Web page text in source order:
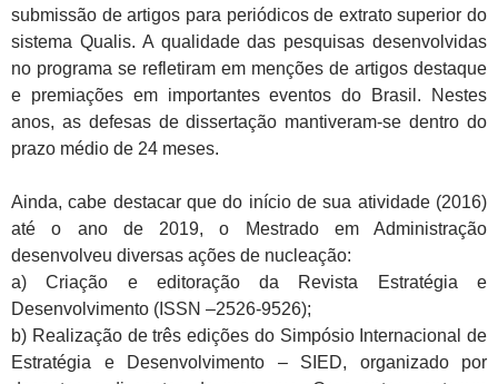
submissão de artigos para periódicos de extrato superior do
sistema Qualis. A qualidade das pesquisas desenvolvidas
no programa se refletiram em menções de artigos destaque
e premiações em importantes eventos do Brasil. Nestes
anos, as defesas de dissertação mantiveram-se dentro do
prazo médio de 24 meses.
Ainda, cabe destacar que do início de sua atividade (2016)
até o ano de 2019, o Mestrado em Administração
desenvolveu diversas ações de nucleação:
a) Criação e editoração da Revista Estratégia e
Desenvolvimento (ISSN –2526-9526);
b) Realização de três edições do Simpósio Internacional de
Estratégia e Desenvolvimento – SIED, organizado por